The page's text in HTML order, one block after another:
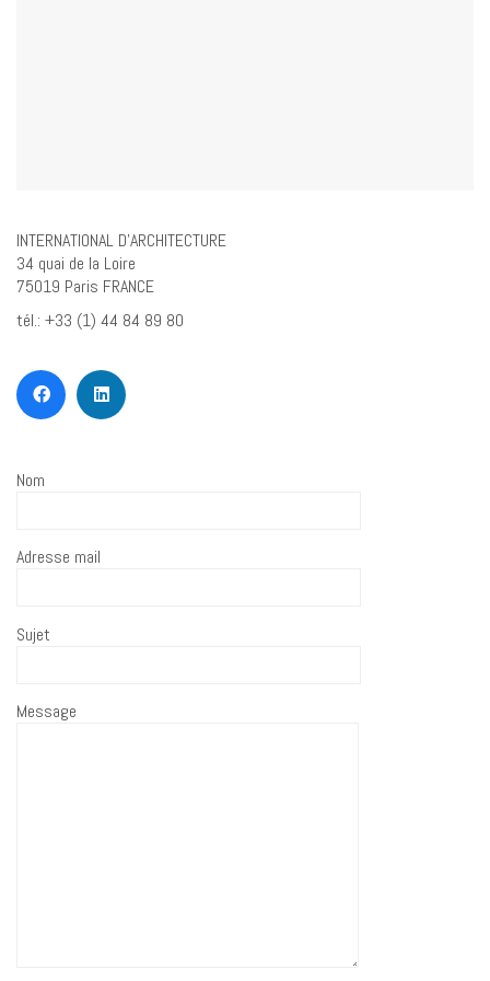
INTERNATIONAL D’ARCHITECTURE
34 quai de la Loire
75019 Paris FRANCE
tél.: +33 (1) 44 84 89 80
Nom
Adresse mail
Sujet
Message